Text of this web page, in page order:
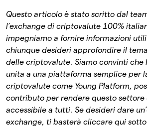
Questo articolo è stato scritto dal
l’exchange di criptovalute 100%
impegniamo a fornire informazioni
chiunque desideri approfondire il
delle criptovalute. Siamo convinti che
unita a una piattaforma semplice per
criptovalute come Young Platform,
contributo per rendere questo settore
accessibile a tutti. Se desideri dare
exchange, ti basterà cliccare qui sotto